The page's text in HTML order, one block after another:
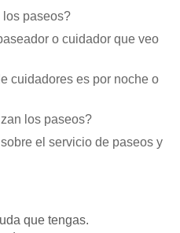
paseos?
o cuidador que veo
cuidadores es por noche o
los paseos?
el servicio de paseos y
que tengas.